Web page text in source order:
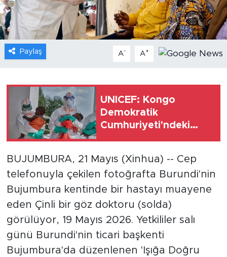
Paylaş A- A+
UNICEF: Kongo
Demokratik
Cumhuriyeti'ndeki
kaybetti
BUJUMBURA, 21 Mayıs (Xinhua) -- Cep
telefonuyla çekilen fotoğrafta Burundi'nin
Bujumbura kentinde bir hastayı muayene
eden Çinli bir göz doktoru (solda)
görülüyor, 19 Mayıs 2026. Yetkililer salı
günü Burundi'nin ticari başkenti
Bujumbura'da düzenlenen 'Işığa Doğru
Sağlık
Foto Haber
Xinhua Türkiye
Seyahat